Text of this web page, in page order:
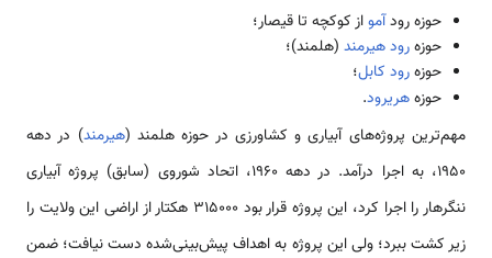
حوزه رودآمواز کوکچه تا قیصار؛
حوزهرود هیرمند (هلمند)؛
حوزهرود کابل؛
حوزههریرود.
مهم‌ترین پروژه‌های آبیاری و کشاورزی در حوزه هلمند (هیرمند) در دهه
۱۹۵۰، به اجرا درآمد. در دهه ۱۹۶۰، اتحاد شوروی (سابق) پروژه آبیاری
ننگرهار را اجرا کرد، این پروژه قرار بود ۳۱۵۰۰۰ هکتار از اراضی این ولایت را
زیر کشت ببرد؛ ولی این پروژه به اهداف پیش‌بینی‌شده دست نیافت؛ ضمن